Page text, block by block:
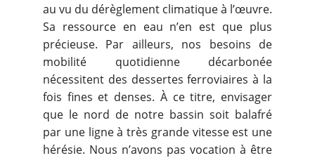
au vu du dérèglement climatique à l’œuvre.
Sa ressource en eau n’en est que plus
précieuse. Par ailleurs, nos besoins de
mobilité quotidienne décarbonée
nécessitent des dessertes ferroviaires à la
fois fines et denses. À ce titre, envisager
que le nord de notre bassin soit balafré
par une ligne à très grande vitesse est une
hérésie. Nous n’avons pas vocation à être